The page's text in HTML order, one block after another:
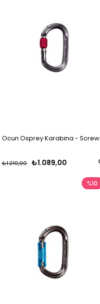
Ocun Osprey Karabina - Screw
₺1.089,00
₺1.210,00
%10